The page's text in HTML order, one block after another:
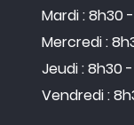
Mardi : 8h30
Mercredi :
Jeudi : 8h30
Vendredi :